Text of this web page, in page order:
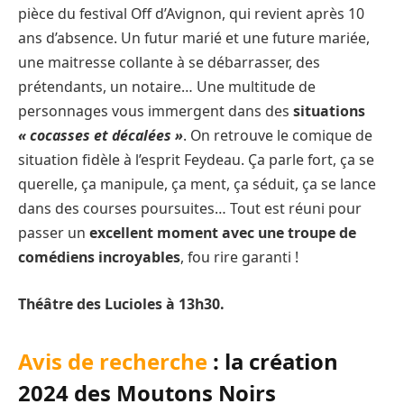
pièce du festival Off d’Avignon, qui revient après 10
ans d’absence. Un futur marié et une future mariée,
une maitresse collante à se débarrasser, des
prétendants, un notaire… Une multitude de
personnages vous immergent dans des situations
« cocasses et décalées ». On retrouve le comique de
situation fidèle à l’esprit Feydeau. Ça parle fort, ça se
querelle, ça manipule, ça ment, ça séduit, ça se lance
dans des courses poursuites… Tout est réuni pour
passer un excellent moment avec une troupe de
comédiens incroyables, fou rire garanti !
Théâtre des Lucioles à 13h30.
Avis de recherche : la création
2024 des Moutons Noirs